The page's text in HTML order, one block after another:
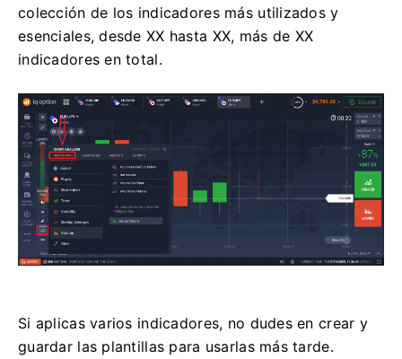
colección de los indicadores más utilizados y
esenciales, desde XX hasta XX, más de XX
indicadores en total.
Si aplicas varios indicadores, no dudes en crear y
guardar las plantillas para usarlas más tarde.